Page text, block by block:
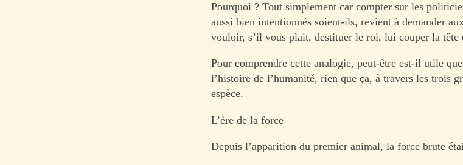
Pourquoi ? Tout simplement car compter sur les
aussi bien intentionnés soient-ils, revient à demander
vouloir, s’il vous plait, destituer le roi, lui couper la tête
Pour comprendre cette analogie, peut-être est-il utile
l’histoire de l’humanité, rien que ça, à travers les trois
espèce.
L’ère de la force
Depuis l’apparition du premier animal, la force brute